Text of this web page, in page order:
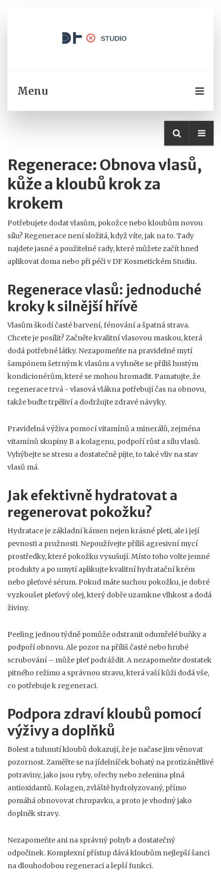
Menu
Regenerace: Obnova vlasů,
kůže a kloubů krok za
krokem
Potřebujete dodat vlasům, pokožce nebo kloubům novou
sílu? Regenerace není složitá, když víte, jak na to. Tady
najdete jasné a použitelné rady, které můžete začít hned
aplikovat doma nebo při péči v DF Kosmetickém Studiu.
Regenerace vlasů: jednoduché
kroky k silnější hřívě
Vlasům škodí časté barvení, fénování a špatná strava.
Chcete je posílit? Začněte kvalitní vlasovou maskou, která
dodá potřebné látky. Nezapomeňte na pravidelné mytí
šampónem šetrným k vlasům a vyhněte se příliš hustým
kondicionérům, které se mohou hromadit. Pamatujte, že
regenerace trvá - vlasová vlákna potřebují čas na obnovu,
takže buďte trpěliví a dodržujte zdravé návyky.
Pravidelná výživa pomocí vitamínů a minerálů, zejména
vitamínů skupiny B a kolagenu, podpoří růst a sílu vlasů.
Vyhýbejte se stresu a dostatečně pijte, to také vliv na stav
vlasů má.
Jak efektivně hydratovat a
regenerovat pokožku?
Hydratace je základní kámen nejen krásné pleti, ale i její
pevnosti a pružnosti. Nepoužívejte příliš agresivní mycí
prostředky, které pokožku vysušují. Místo toho volte jemné
produkty a po umytí aplikujte kvalitní hydratační krém
nebo pleťové sérum. Pokud máte suchou pokožku, je dobré
vyzkoušet pleťový olej, který dobře uzamkne vlhkost a dodá
živiny.
Peeling jednou týdně pomůže odstranit odumřelé buňky a
podpoří obnovu. Ale pozor na příliš časté nebo hrubé
scrubování – může pleť podráždit. A nezapomeňte dostatek
pitného režimu a správnou stravu, která vaší kůži dodá vše,
co potřebuje k regeneraci.
Podpora zdraví kloubů pomocí
výživy a doplňků
Bolest a tuhnutí kloubů dokazují, že je načase jim věnovat
pozornost. Zaměřte se na jídelníček bohatý na protizánětlivé
potraviny, jako jsou ryby, ořechy nebo zelenina plná
antioxidantů. Kolagen, zvláště hydrolyzovaný, přímo
pomáhá obnovovat chrupavku, a proto je vhodný jako
doplněk stravy.
Nezapomeňte ani na správný pohyb a dostatečný
odpočinek. Komplexní přístup dává kloubům nejlepší šanci
na dlouhodobou regeneraci a lepší funkci.